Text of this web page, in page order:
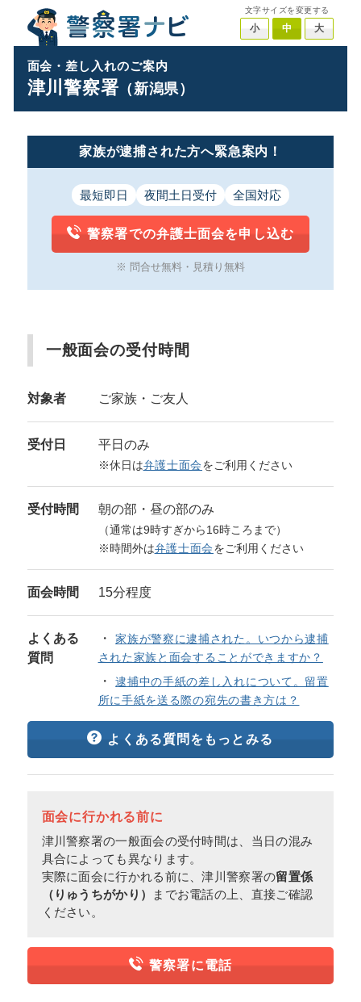
文字サイズを変更する
小 中 大
面会・差し入れのご案内
津川警察署（新潟県）
家族が逮捕された方へ緊急案内！
最短即日 夜間土日受付 全国対応
警察署での弁護士面会を申し込む
※ 問合せ無料・見積り無料
一般面会の受付時間
対象者 ご家族・ご友人
受付日 平日のみ
※休日は弁護士面会をご利用ください
受付時間 朝の部・昼の部のみ
（通常は9時すぎから16時ころまで）
※時間外は弁護士面会をご利用ください
面会時間 15分程度
よくある
質問
家族が警察に逮捕された。いつから逮捕
された家族と面会することができますか？
逮捕中の手紙の差し入れについて。留置
所に手紙を送る際の宛先の書き方は？
よくある質問をもっとみる
面会に行かれる前に
津川警察署の一般面会の受付時間は、当日の混み
具合によっても異なります。
実際に面会に行かれる前に、津川警察署の留置係
（りゅうちがかり）
までお電話の上、直接ご確認
ください。
警察署に電話